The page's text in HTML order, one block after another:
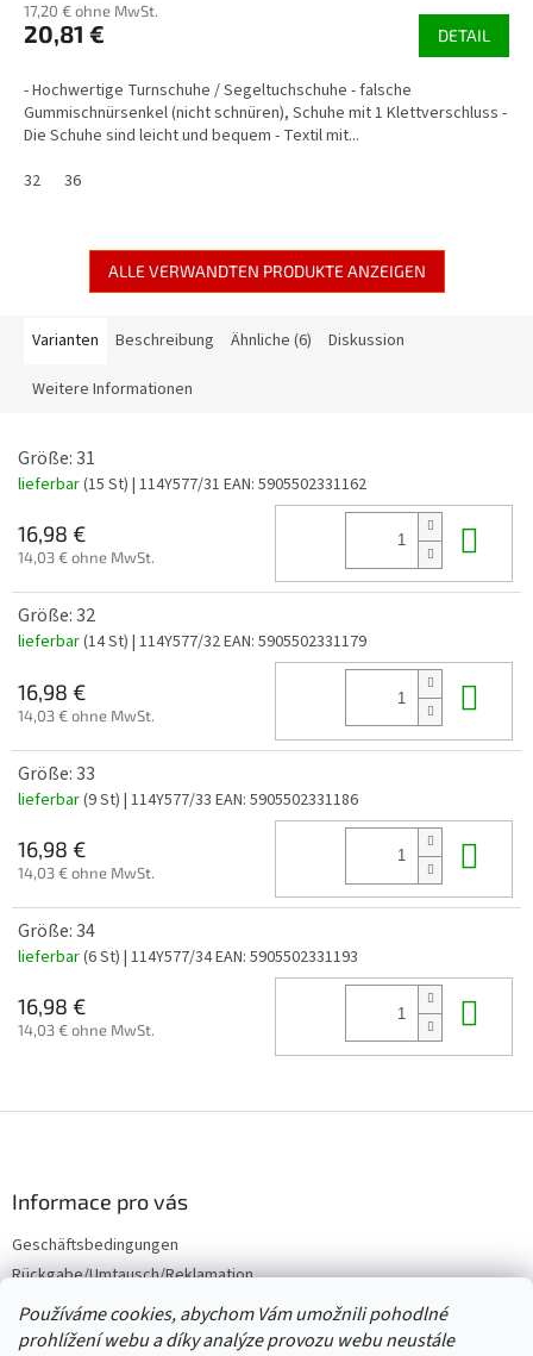
Používáme cookies, abychom Vám umožnili pohodlné
prohlížení webu a díky analýze provozu webu neustále
17,20 € ohne MwSt.
20,81 € DETAIL
- Hochwertige Turnschuhe / Segeltuchschuhe - falsche
Gummischnürsenkel (nicht schnüren), Schuhe mit 1 Klettverschluss -
Die Schuhe sind leicht und bequem - Textil mit...
32
36
ALLE VERWANDTEN PRODUKTE ANZEIGEN
Varianten Beschreibung Ähnliche (6) Diskussion
Weitere Informationen
Größe: 31
lieferbar(15 St) | 114Y577/31 EAN: 5905502331162
16,98 €
14,03 € ohne MwSt.
Größe: 32
lieferbar(14 St) | 114Y577/32EAN: 5905502331179
16,98 €
14,03 € ohne MwSt.
Größe: 33
lieferbar(9 St) | 114Y577/33 EAN: 5905502331186
16,98 €
14,03 € ohne MwSt.
Größe: 34
lieferbar(6 St) | 114Y577/34EAN: 5905502331193
16,98 €
14,03 € ohne MwSt.
l
Informace pro vás
Geschäftsbedingungen
Rückgabe/Umtausch/Reklamation
Großhandel